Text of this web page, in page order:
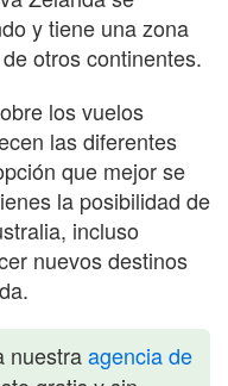
y tiene una zona
otros continentes.
los vuelos
las diferentes
que mejor se
la posibilidad de
incluso
nuevos destinos
nuestraagencia de